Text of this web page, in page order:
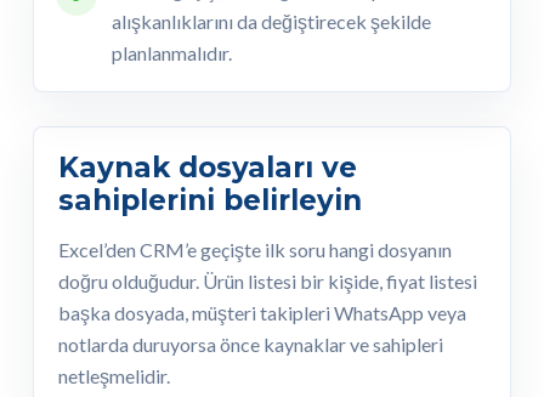
alışkanlıklarını da değiştirecek şekilde
planlanmalıdır.
Kaynak dosyaları ve
sahiplerini belirleyin
Excel’den CRM’e geçişte ilk soru hangi dosyanın
doğru olduğudur. Ürün listesi bir kişide, fiyat listesi
başka dosyada, müşteri takipleri WhatsApp veya
notlarda duruyorsa önce kaynaklar ve sahipleri
netleşmelidir.